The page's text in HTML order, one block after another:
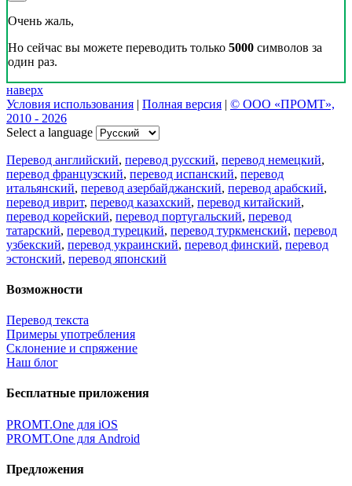
Очень жаль,
Но сейчас вы можете переводить только 5000 символов за
один раз.
наверх
Условия использования | Полная версия | © ООО «ПРОМТ»,
2010 - 2026
Select a language
Перевод английский, перевод русский, перевод немецкий,
перевод французский, перевод испанский, перевод
итальянский, перевод азербайджанский, перевод арабский,
перевод иврит, перевод казахский, перевод китайский,
перевод корейский, перевод португальский, перевод
татарский, перевод турецкий, перевод туркменский, перевод
узбекский, перевод украинский, перевод финский, перевод
эстонский, перевод японский
Возможности
Перевод текста
Примеры употребления
Склонение и спряжение
Наш блог
Бесплатные приложения
PROMT.One для iOS
PROMT.One для Android
Предложения